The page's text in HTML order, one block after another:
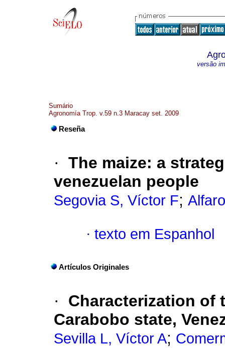
versão
Sumário
Agronomía Trop. v.59 n.3 Maracay set. 2009
Reseña
· The maize: a
venezuelan people
Segovia S, Víctor F;
· texto em Espanhol
Artículos Originales
·
Characterization of
Carabobo state,
Sevilla L, Víctor A;